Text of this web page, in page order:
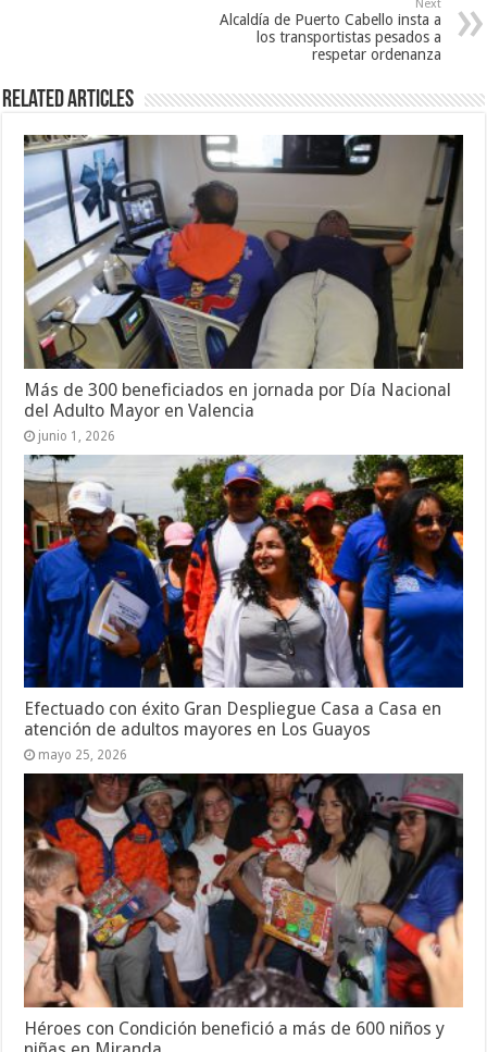
Next
Alcaldía de Puerto Cabello insta a
los transportistas pesados a
respetar ordenanza
Related Articles
Más de 300 beneficiados en jornada por Día Nacional
del Adulto Mayor en Valencia
junio 1, 2026
Efectuado con éxito Gran Despliegue Casa a Casa en
atención de adultos mayores en Los Guayos
mayo 25, 2026
Héroes con Condición benefició a más de 600 niños y